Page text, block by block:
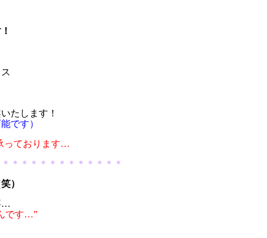
たします！
です）
っております…
＊＊＊＊＊＊＊＊＊＊＊＊
）
…
です…”